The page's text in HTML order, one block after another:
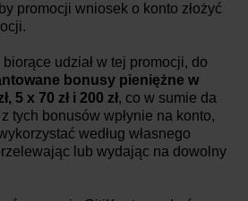
promocji wniosek o konto złożyć
udział w tej promocji, do
bonusy pieniężne w
5 x 70 zł i 200 zł, co w sumie da
tych bonusów wpłynie na konto,
według własnego
lub wydając na dowolny